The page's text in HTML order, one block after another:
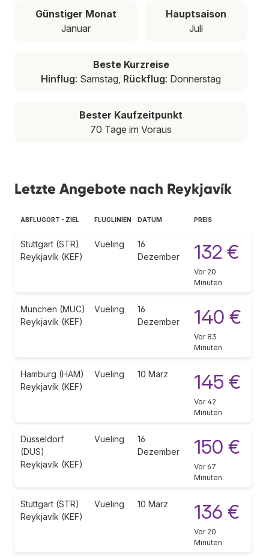
Günstiger Monat
Januar
Hauptsaison
Juli
Beste Kurzreise
Hinflug: Samstag, Rückflug: Donnerstag
Bester Kaufzeitpunkt
70 Tage im Voraus
Letzte Angebote nach Reykjavík
ABFLUGORT - ZIEL FLUGLINIEN DATUM PREIS
Stuttgart (STR)
Reykjavík (KEF)
Vueling
16
Dezember
132 €
Vor 20
Minuten
München (MUC)
Reykjavík (KEF)
Vueling
16
Dezember
140 €
Vor 83
Minuten
Hamburg (HAM)
Reykjavík (KEF)
Vueling 10 März 145 €
Vor 42
Minuten
Düsseldorf
(DUS)
Reykjavík (KEF)
Vueling
16
Dezember
150 €
Vor 67
Minuten
Stuttgart (STR)
Reykjavík (KEF)
Vueling 10 März 136 €
Vor 20
Minuten